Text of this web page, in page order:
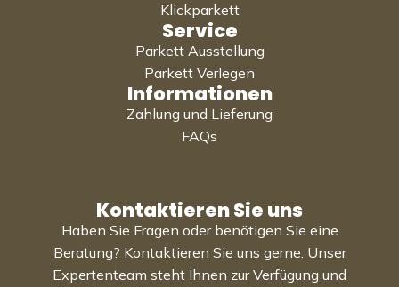
Klickparkett
Service
Parkett Ausstellung
Parkett Verlegen
Informationen
Zahlung und Lieferung
FAQs
Kontaktieren Sie uns
Haben Sie Fragen oder benötigen Sie eine
Beratung? Kontaktieren Sie uns gerne. Unser
Expertenteam steht Ihnen zur Verfügung und